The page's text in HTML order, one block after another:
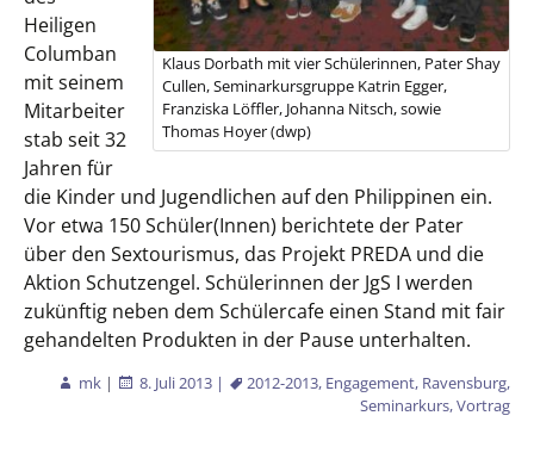
Klaus Dorbath mit vier Schülerinnen, Pater Shay
Cullen, Seminarkursgruppe Katrin Egger,
Franziska Löffler, Johanna Nitsch, sowie
Thomas Hoyer (dwp)
Heiligen
Columban
mit seinem
Mitarbeiter
stab seit 32
Jahren für
die Kinder und Jugendlichen auf den Philippinen ein.
Vor etwa 150 Schüler(Innen) berichtete der Pater
über den Sextourismus, das Projekt PREDA und die
Aktion Schutzengel. Schülerinnen der JgS I werden
zukünftig neben dem Schülercafe einen Stand mit fair
gehandelten Produkten in der Pause unterhalten.
mk | 8. Juli 2013 | 2012-2013, Engagement, Ravensburg,
Seminarkurs,Vortrag